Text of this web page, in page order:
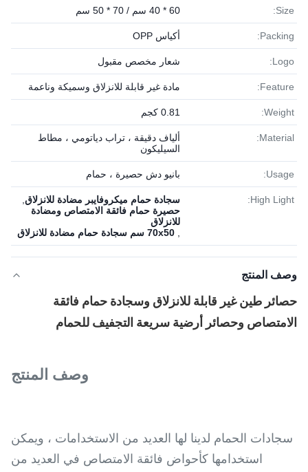
Size: 60 * 40 سم / 70 * 50 سم
Packing: أكياس OPP
Logo: شعار مخصص مقبول
Feature: مادة غير قابلة للانزلاق وسميكة وناعمة
Weight: 0.81 كجم
Material:
ألياف دقيقة ، تراب دياتومي ، مطاط
السيليكون
Usage: بانيو دش حصيرة ، حمام
High Light: سجادة حمام ميكروفايبر مضادة للانزلاق
حصيرة حمام فائقة الامتصاص ومضادة
للانزلاق
70x50 سم سجادة حمام مضادة للانزلاق
وصف المنتج
حصائر طين غير قابلة للانزلاق وسجادة حمام فائقة
الامتصاص وحصائر أرضية سريعة التجفيف للحمام
وصف المنتج
سجادات الحمام لدينا لها العديد من الاستخدامات ، ويمكن
استخدامها كأحواض فائقة الامتصاص في العديد من